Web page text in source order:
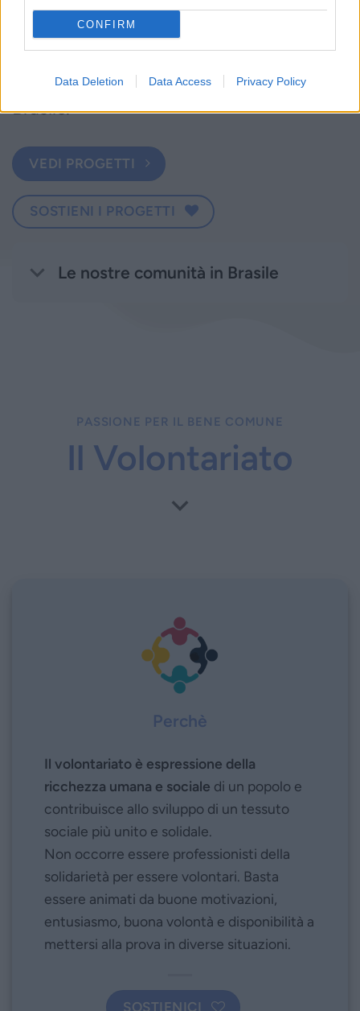
CONFIRM
Data Deletion Data Access Privacy Policy
L’adozione a distanza è un prezioso
gesto di solidarietà, un ponte di
speranza tra l’Italia e le realtà povere del
Brasile.
VEDI PROGETTI
SOSTIENI I PROGETTI
Le nostre comunità in Brasile
PASSIONE PER IL BENE COMUNE
Il Volontariato
Perchè
Il volontariato è espressione della
ricchezza umana e sociale di un popolo e
contribuisce allo sviluppo di un tessuto
sociale più unito e solidale.
Non occorre essere professionisti della
solidarietà per essere volontari. Basta
essere animati da buone motivazioni,
entusiasmo, buona volontà e disponibilità a
mettersi alla prova in diverse situazioni.
SOSTIENICI